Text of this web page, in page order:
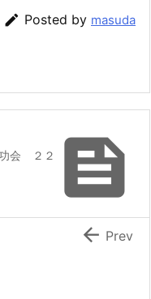
 Posted by masuda

会 ２２
 Prev